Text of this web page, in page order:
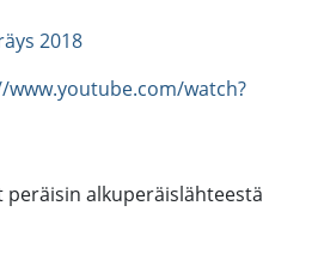
2018
www.youtube.com/watch?
alkuperäislähteestä